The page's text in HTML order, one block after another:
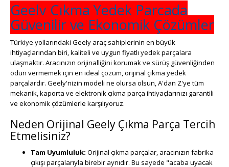
Geely Çıkma Yedek Parçada
Güvenilir ve Ekonomik Çözümler
Türkiye yollarındaki Geely araç sahiplerinin en büyük
ihtiyaçlarından biri, kaliteli ve uygun fiyatlı yedek parçalara
ulaşmaktır. Aracınızın orijinalliğini korumak ve sürüş güvenliğinden
ödün vermemek için en ideal çözüm, orijinal çıkma yedek
parçalardır. Geely'nizin modeli ne olursa olsun, A'dan Z'ye tüm
mekanik, kaporta ve elektronik çıkma parça ihtiyaçlarınızı garantili
ve ekonomik çözümlerle karşılıyoruz.
Neden Orijinal Geely Çıkma Parça Tercih
Etmelisiniz?
Tam Uyumluluk: Orijinal çıkma parçalar, aracınızın fabrika
çıkışı parçalarıyla birebir aynıdır. Bu sayede "acaba uyacak